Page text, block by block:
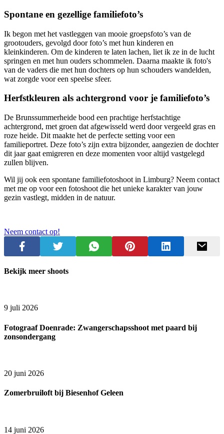
Spontane en gezellige familiefoto’s
Ik begon met het vastleggen van mooie groepsfoto’s van de
grootouders, gevolgd door foto’s met hun kinderen en
kleinkinderen. Om de kinderen te laten lachen, liet ik ze in de lucht
springen en met hun ouders schommelen. Daarna maakte ik foto's
van de vaders die met hun dochters op hun schouders wandelden,
wat zorgde voor een speelse sfeer.
Herfstkleuren als achtergrond voor je familiefoto’s
De Brunssummerheide bood een prachtige herfstachtige
achtergrond, met groen dat afgewisseld werd door vergeeld gras en
roze heide. Dit maakte het de perfecte setting voor een
familieportret. Deze foto’s zijn extra bijzonder, aangezien de dochter
dit jaar gaat emigreren en deze momenten voor altijd vastgelegd
zullen blijven.
Wil jij ook een spontane familiefotoshoot in Limburg? Neem contact
met me op voor een fotoshoot die het unieke karakter van jouw
gezin vastlegt, midden in de natuur.
Neem contact op!
Bekijk meer shoots
9 juli 2026
Fotograaf Doenrade: Zwangerschapsshoot met paard bij
zonsondergang
20 juni 2026
Zomerbruiloft bij Biesenhof Geleen
14 juni 2026